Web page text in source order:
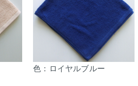
色：ロイヤルブルー